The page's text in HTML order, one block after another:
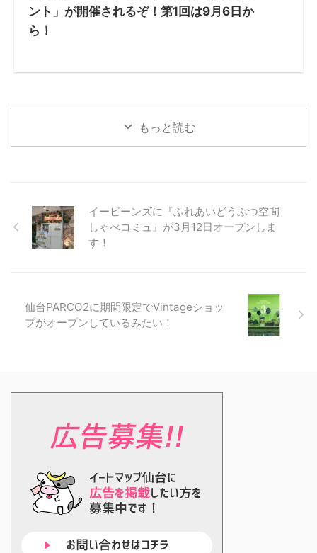
ント」が開催されるぞ！第1回は9月6日か
ら！
もっと読む
イービーンズに『ふれあいどうぶつ空間
しゃべコミュ』が3月12日オープンしま
す！
仙台PARCO2に期間限定でVintageショッ
プがオープンしているみたい！